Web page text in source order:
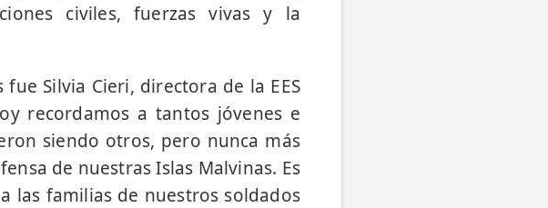
civiles, fuerzas vivas y la
Silvia Cieri, directora de la EES
recordamos a tantos jóvenes e
siendo otros, pero nunca más
de nuestras Islas Malvinas. Es
las familias de nuestros soldados